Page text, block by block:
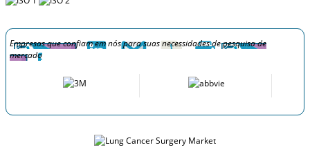
Empresas que confiam em nós para suas necessidades de pesquisa de
mercado